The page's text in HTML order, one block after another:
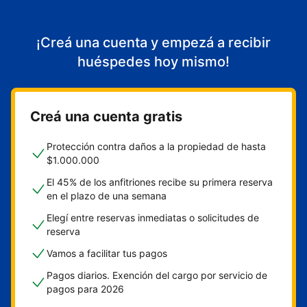
¡Creá una cuenta y empezá a recibir
huéspedes hoy mismo!
Creá una cuenta gratis
Protección contra daños a la propiedad de hasta
$1.000.000
El 45% de los anfitriones recibe su primera reserva
en el plazo de una semana
Elegí entre reservas inmediatas o solicitudes de
reserva
Vamos a facilitar tus pagos
Pagos diarios. Exención del cargo por servicio de
pagos para 2026